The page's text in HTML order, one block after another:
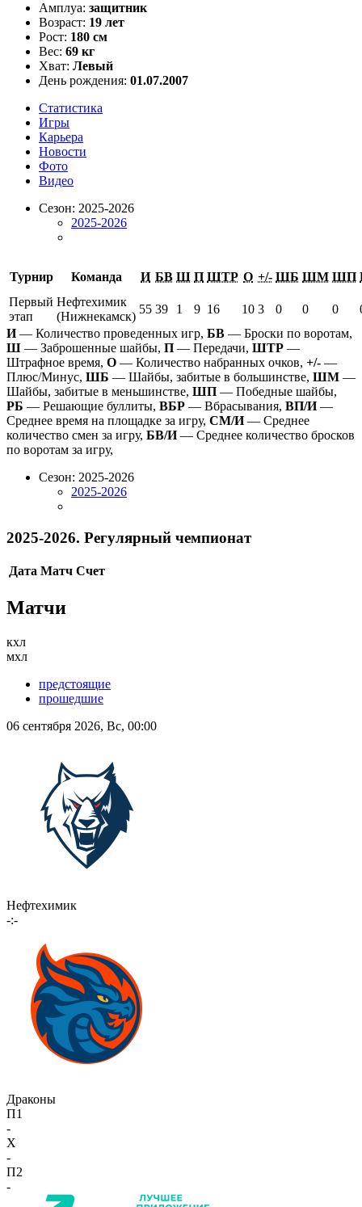
Амплуа: защитник
Возраст: 19 лет
Рост: 180 см
Вес: 69 кг
Хват: Левый
День рождения: 01.07.2007
Статистика
Игры
Карьера
Новости
Фото
Видео
Сезон: 2025-2026
2025-2026
Турнир Команда И БВ Ш П ШТР О +/- ШБ ШМ ШП
Первый
этап
Нефтехимик
(Нижнекамск)
55 39 1 9 16 10 3 0 0 0
И— Количество проведенных игр, БВ — Броски по воротам,
Ш — Заброшенные шайбы, П — Передачи, ШТР —
Штрафное время, О — Количество набранных очков, +/- —
Плюс/Минус, ШБ — Шайбы, забитые в большинстве, ШМ —
Шайбы, забитые в меньшинстве, ШП — Победные шайбы,
РБ — Решающие буллиты, ВБР — Вбрасывания, ВП/И—
Среднее время на площадке за игру, СМ/И— Среднее
количество смен за игру, БВ/И— Среднее количество бросков
по воротам за игру,
Сезон: 2025-2026
2025-2026
2025-2026. Регулярный чемпионат
Дата Матч Счет
Матчи
кхл
мхл
предстоящие
прошедшие
06 сентября 2026, Вс, 00:00
Нефтехимик
-:-
Драконы
П1
-
X
-
П2
-